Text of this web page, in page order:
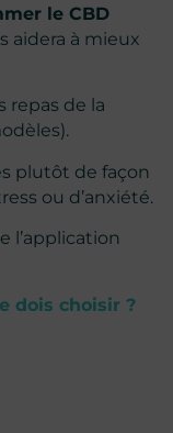
le CBD
aidera à mieux
repas de la
plutôt de façon
ou d’anxiété.
l’application
dois choisir ?